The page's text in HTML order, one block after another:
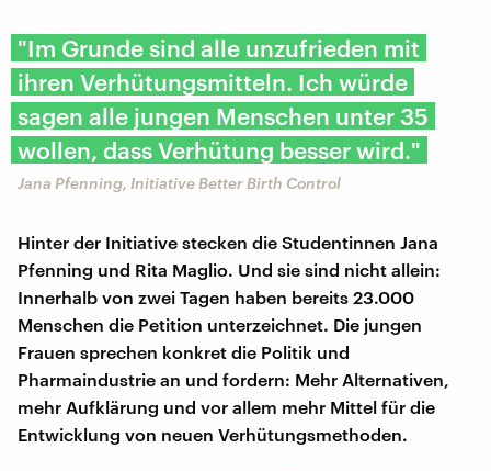
"Im Grunde sind alle unzufrieden mit
ihren Verhütungsmitteln. Ich würde
sagen alle jungen Menschen unter 35
wollen, dass Verhütung besser wird."
Jana Pfenning, Initiative Better Birth Control
Hinter der Initiative stecken die Studentinnen Jana
Pfenning und Rita Maglio. Und sie sind nicht allein:
Innerhalb von zwei Tagen haben bereits 23.000
Menschen die Petition unterzeichnet. Die jungen
Frauen sprechen konkret die Politik und
Pharmaindustrie an und fordern: Mehr Alternativen,
mehr Aufklärung und vor allem mehr Mittel für die
Entwicklung von neuen Verhütungsmethoden.